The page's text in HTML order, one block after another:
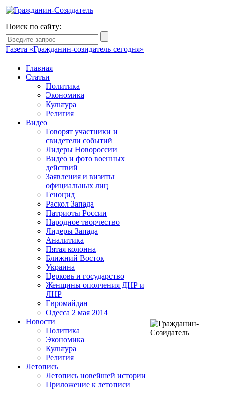
Поиск по сайту:
Газета «Гражданин-созидатель сегодня»
Главная
Статьи
Политика
Экономика
Культура
Религия
Видео
Говорят участники и
свидетели событий
Лидеры Новороссии
Видео и фото военных
действий
Заявления и визиты
официальных лиц
Геноцид
Раскол Запада
Патриоты России
Народное творчество
Лидеры Запада
Аналитика
Пятая колонна
Ближний Восток
Украина
Церковь и государство
Женщины ополчения ДНР и
ЛНР
Евромайдан
Одесса 2 мая 2014
Новости
Политика
Экономика
Культура
Религия
Летопись
Летопись новейшей истории
Приложение к летописи